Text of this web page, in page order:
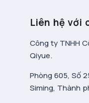
Liên hệ với
Công ty TNHH
Qiyue.
Phòng 605, Số
Siming, Thành